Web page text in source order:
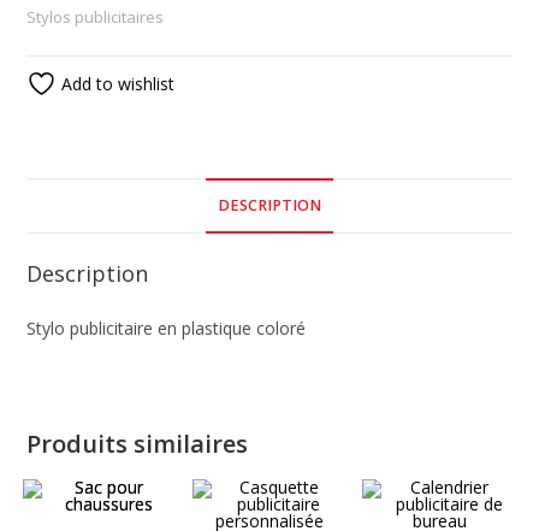
Stylos publicitaires
Add to wishlist
DESCRIPTION
Description
Stylo publicitaire en plastique coloré
Produits similaires